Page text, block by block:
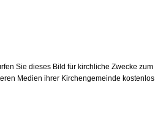
Sie dieses Bild für kirchliche Zwecke zum
Medien ihrer Kirchengemeinde kostenlos